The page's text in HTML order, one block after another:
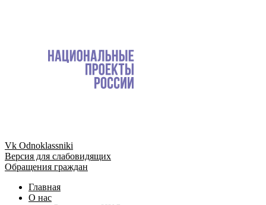
Vk Odnoklassniki
Версия для слабовидящих
Обращения граждан
Главная
О нас